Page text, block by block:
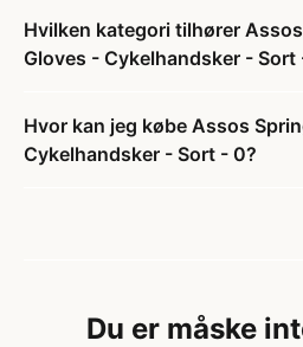
Hvilken kategori tilhører
Gloves - Cykelhandsker - Sort
Hvor kan jeg købe Assos
Cykelhandsker - Sort - 0?
Du er måske